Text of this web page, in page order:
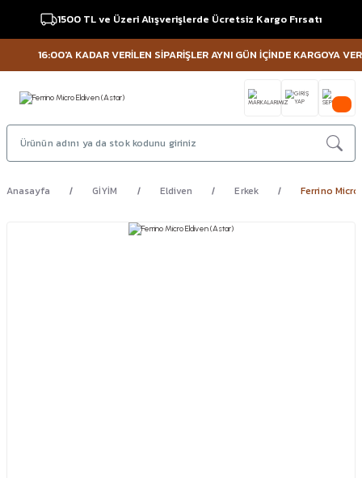
1500 TL ve Üzeri Alışverişlerde Ücretsiz Kargo Fırsatı
16:00'A KADAR VERİLEN SİPARİŞLER AYNI GÜN İÇİNDE KARGOYA
Anasayfa GİYİM Eldiven Erkek Ferrino